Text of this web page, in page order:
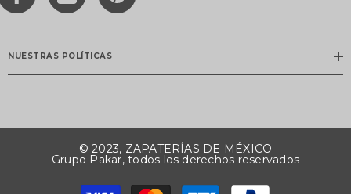
NUESTRAS POLÍTICAS
© 2023, ZAPATERÍAS DE MÉXICO
Grupo Pakar, todos los derechos reservados
Payment